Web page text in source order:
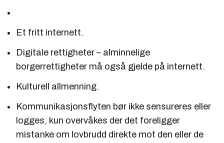
Et fritt internett.
Digitale rettigheter – alminnelige
borgerrettigheter må også gjelde på internett.
Kulturell allmenning.
Kommunikasjonsflyten bør ikke sensureres eller
logges, kun overvåkes der det foreligger
mistanke om lovbrudd direkte mot den eller de